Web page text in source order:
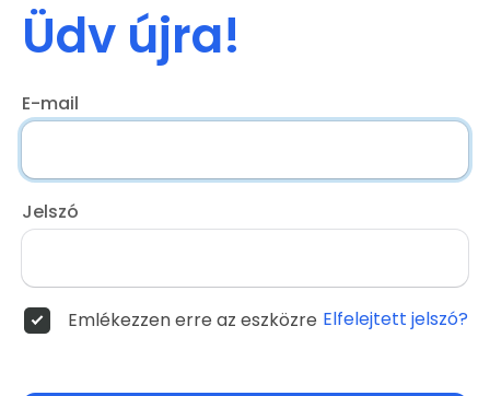
Üdv újra!
E-mail
Jelszó
Emlékezzen erre az eszközre Elfelejtett jelszó?